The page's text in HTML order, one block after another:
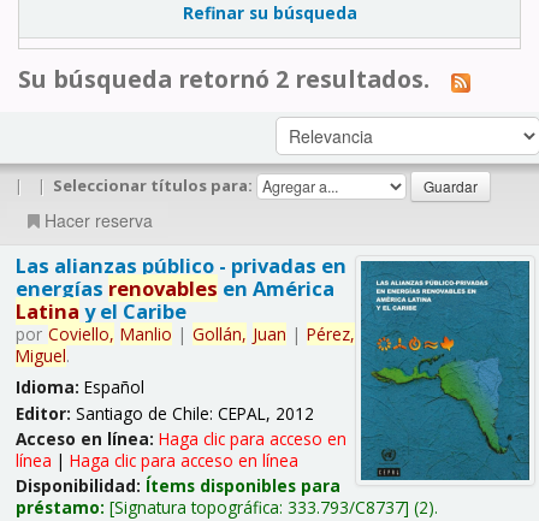
Refinar su búsqueda
Su búsqueda retornó 2 resultados.
| | Seleccionar títulos para:
Hacer reserva
Las alianzas público - privadas en
energías renovables en América
Latina y el Caribe
por Coviello, Manlio | Gollán, Juan | Pérez,
Miguel.
Idioma: Español
Editor: Santiago de Chile: CEPAL, 2012
Acceso en línea: Haga clic para acceso en
línea | Haga clic para acceso en línea
Disponibilidad: Ítems disponibles para
préstamo: Signatura topográfica: 333.793/C8737 (2).